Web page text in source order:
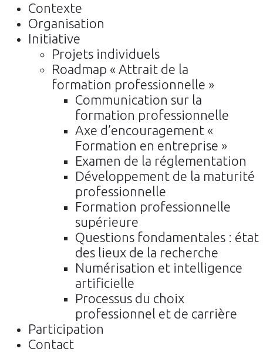
Contexte
Organisation
Initiative
Projets individuels
Roadmap « Attrait de la
formation professionnelle »
Communication sur la
formation professionnelle
Axe d’encouragement «
Formation en entreprise »
Examen de la réglementation
Développement de la maturité
professionnelle
Formation professionnelle
supérieure
Questions fondamentales : état
des lieux de la recherche
Numérisation et intelligence
artificielle
Processus du choix
professionnel et de carrière
Participation
Contact